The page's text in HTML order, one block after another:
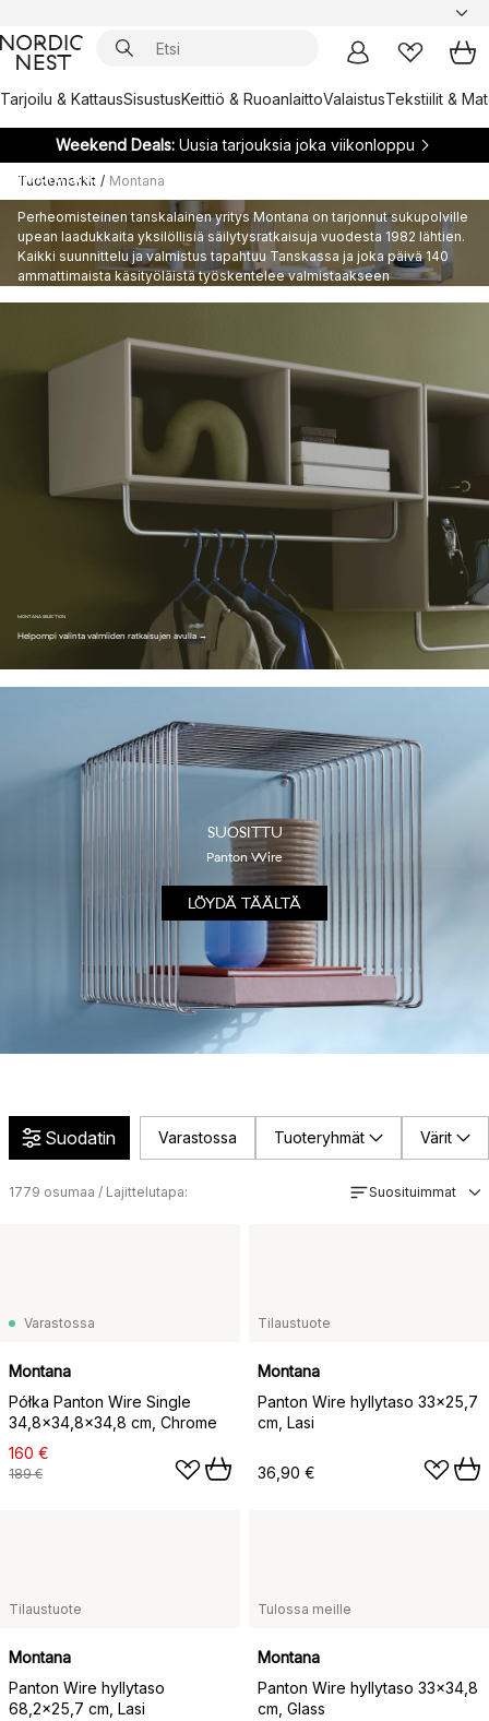
Tarjoilu & KattausSisustusKeittiö & RuoanlaittoValaistusTekstiilit &
Weekend Deals:Uusia tarjouksia joka viikonloppu
Tuotemerkit / Montana
Montana
Perheomisteinen tanskalainen yritys Montana on tarjonnut sukupolville
upean laadukkaita yksilöllisiä säilytysratkaisuja vuodesta 1982 lähtien.
Kaikki suunnittelu ja valmistus tapahtuu Tanskassa ja joka päivä 140
ammattimaista käsityöläistä työskentelee valmistaakseen
MONTANA SELECTION
Helpompi valinta valmiiden ratkaisujen avulla →
SUOSITTU
Panton Wire
LÖYDÄ TÄÄLTÄ
Suodatin Varastossa Tuoteryhmät Värit
1779 osumaa / Lajittelutapa: Suosituimmat
Varastossa
Montana
Półka Panton Wire Single
34,8x34,8x34,8 cm, Chrome
160 €
189 €
Tilaustuote
Montana
Panton Wire hyllytaso 33x25,7
cm, Lasi
36,90 €
Tilaustuote
Montana
Panton Wire hyllytaso
68,2x25,7 cm, Lasi
Tulossa meille
Montana
Panton Wire hyllytaso 33x34,8
cm, Glass